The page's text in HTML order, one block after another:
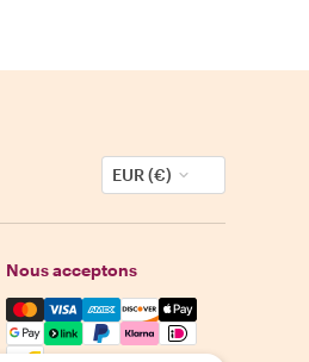
EUR (€)
Nous acceptons
Mastercard, Visa, Amex,